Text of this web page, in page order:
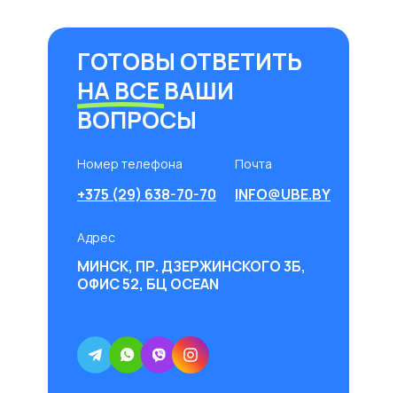
ГОТОВЫ ОТВЕТИТЬ
НА ВСЕ ВАШИ
ВОПРОСЫ
Номер телефона Почта
Адрес
+375 (29) 638-70-70 INFO@UBE.BY
МИНСК, ПР. ДЗЕРЖИНСКОГО 3Б,
ОФИС 52, БЦ OCEAN